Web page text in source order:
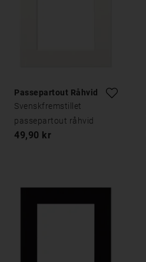
Passepartout Råhvid
Svenskfremstillet
passepartout råhvid
49,90 kr